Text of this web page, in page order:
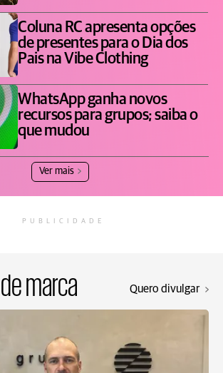
Coluna RC apresenta opções
de presentes para o Dia dos
Pais na Vibe Clothing
WhatsApp ganha novos
recursos para grupos; saiba o
que mudou
Ver mais
PUBLICIDADE
marca Quero divulgar